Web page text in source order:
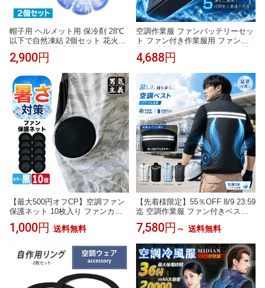
帽子用 ヘルメット用 保冷剤 28℃
以下で自然凍結 2個セット 花火大
ル アイスハット 自転車 スポーツ
却 PCM素材 夏
2,900円
空調作業服 ファンバッテリーセッ
ト ファン付き作業服用 ファン空
着 作業服ファン 大風量 PSE認証
症対策 屋外作業 工事現場
4,688円
【最大500円オフCP】空調ファン
保護ネット 10枚入り ファンカバ
ー 防塵 ネット 扇風機カバー 異物
混入防止 ほこり 落ち葉 侵入防止
AX-ASIAN 508 酷暑
1,000円 送料無料
【先着様限定】55％OFF 8/9 23:59
迄 空調作業服 ファン付きベスト
空調ベスト 2024新設計 4段階風量
20000mAh大容量バッテリー ファ
ファン付き作業服 超軽量 大風量 9
枚ファン UPF50+熱中症対策ブル
ー〜ブラック
7,580円 ～ 送料無料